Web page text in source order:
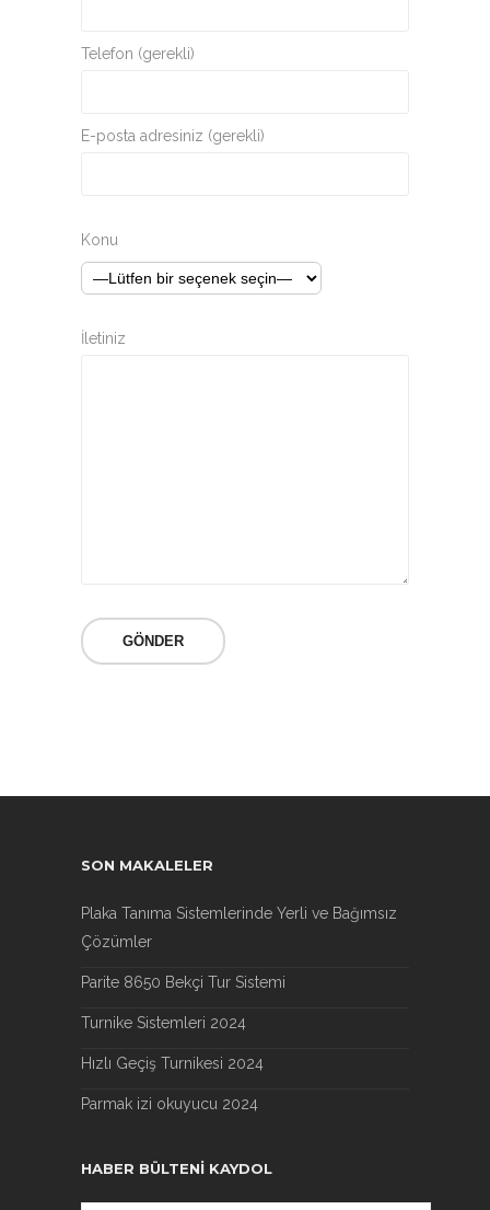
Telefon (gerekli)
E-posta adresiniz (gerekli)
Konu
İletiniz
SON MAKALELER
Plaka Tanıma Sistemlerinde Yerli ve Bağımsız
Çözümler
Parite 8650 Bekçi Tur Sistemi
Turnike Sistemleri 2024
Hızlı Geçiş Turnikesi 2024
Parmak izi okuyucu 2024
HABER BÜLTENI KAYDOL